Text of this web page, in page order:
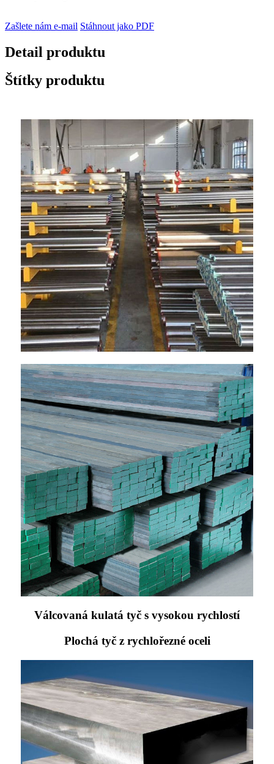
Zašlete nám e-mail Stáhnout jako PDF
Detail produktu
Štítky produktu
Válcovaná kulatá tyč s vysokou rychlostí
Plochá tyč z rychlořezné oceli